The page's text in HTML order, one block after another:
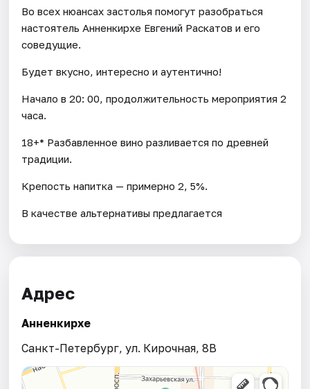
Во всех нюансах застолья помогут разобраться
настоятель Анненкирхе Евгений Раскатов и его
соведущие.
Будет вкусно, интересно и аутентично!
Начало в 20: 00, продолжительность мероприятия 2
часа.
18+* Разбавленное вино разливается по древней
традиции.
Крепость напитка — примерно 2, 5%.
В качестве альтернативы предлагается
Адрес
Анненкирхе
Санкт-Петербург, ул. Кирочная, 8B